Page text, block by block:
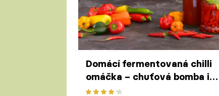
Domácí fermentovaná chilli
omáčka – chuťová bomba i
zásobárna zdraví ve skleničce